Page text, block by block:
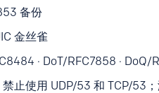
备份
金丝雀
· DoT/RFC7858 ·
止使用 UDP/53 和 TCP/53；